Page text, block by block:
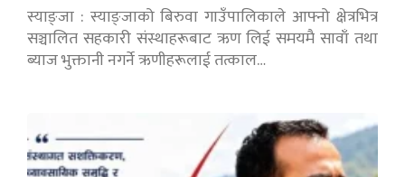
स्याङ्जा : स्याङ्जाको बिरुवा गाउँपालिकाले आफ्नो क्षेत्रभित्र
सञ्चालित सहकारी संस्थाहरूबाट ऋण लिई समयमै सावाँ तथा
ब्याज भुक्तानी नगर्ने ऋणीहरूलाई तत्काल…